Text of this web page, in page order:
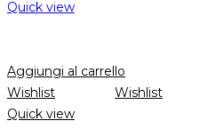
Quick view
Aggiungi al carrello
Wishlist
Wishlist
Quick view